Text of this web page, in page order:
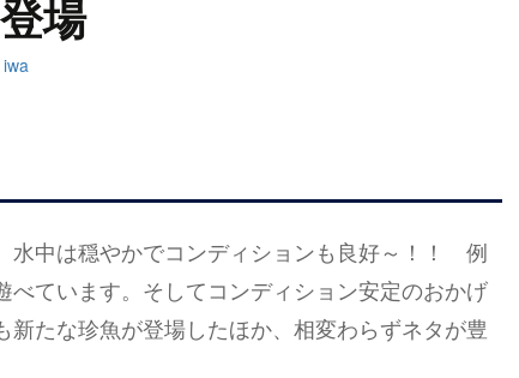
場
iwa
水中は穏やかでコンディションも良好～！！ 例
ています。そしてコンディション安定のおかげ
たな珍魚が登場したほか、相変わらずネタが豊